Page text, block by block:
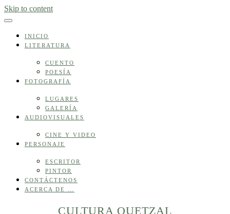
Skip to content
INICIO
LITERATURA
CUENTO
POESÍA
FOTOGRAFÍA
LUGARES
GALERÍA
AUDIOVISUALES
CINE Y VIDEO
PERSONAJE
ESCRITOR
PINTOR
CONTÁCTENOS
ACERCA DE …
CULTURA QUETZAL